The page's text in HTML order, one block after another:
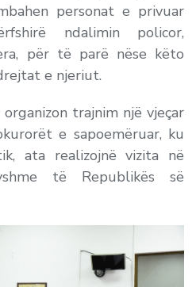
personat e privuar
ndalimin policor,
për të parë nëse këto
e njeriut.
trajnim një vjeçar
e sapoemëruar, ku
ata realizojnë vizita në
të Republikës së